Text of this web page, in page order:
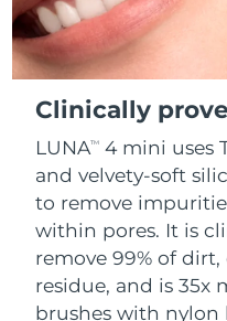
Clinically
LUNATM 4 mini uses
and velvety-soft
to remove
within pores. It is
remove 99% of
residue, and is 35x
brushes with nylon
PEACH™
Travel-
Cooling
Firming
Acne
All acne
IRIS™ 2
眼部護膚
Advanced
眼部護理
All
毛孔護理
KIWI™
Diamond
KIWI™
Blackhead
KIWI™
LUNA™
2-in-1 LED
FLIP™
LED light
LUNA™
Serum
牙齒美白
NEW
issa™
Dual LED +
issa™
更多的
中國香港特別行政區
匈牙利
冰島
印尼
愛爾蘭
曼島